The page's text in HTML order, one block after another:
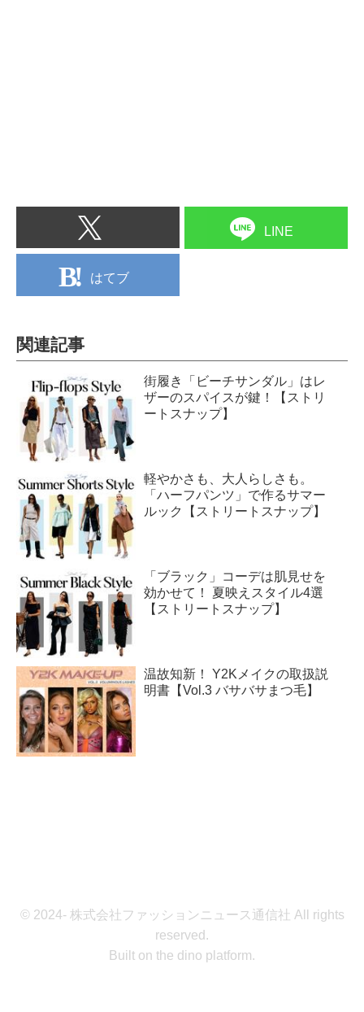
LINE
はてブ
関連記事
街履き「ビーチサンダル」はレ
ザーのスパイスが鍵！【ストリ
ートスナップ】
軽やかさも、大人らしさも。
「ハーフパンツ」で作るサマー
ルック【ストリートスナップ】
「ブラック」コーデは肌見せを
効かせて！ 夏映えスタイル4選
【ストリートスナップ】
温故知新！ Y2Kメイクの取扱説
明書【Vol.3 バサバサまつ毛】
© 2024- 株式会社ファッションニュース通信社 All rights
reserved.
Built on the dino platform.